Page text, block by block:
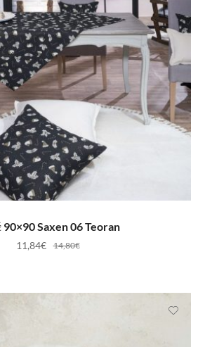
ΣΤΟ ΚΑΛΆΘΙ
90×90 Saxen 06 Teoran
14,80€
11,84€